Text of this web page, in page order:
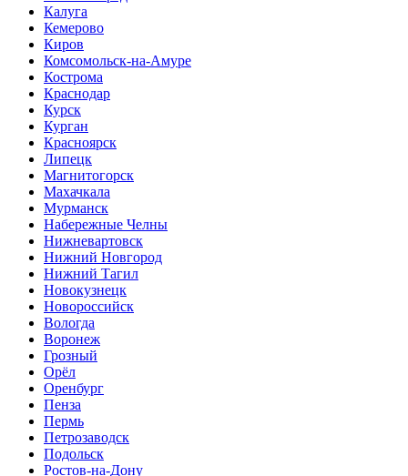
Калуга
Кемерово
Киров
Комсомольск-на-Амуре
Кострома
Краснодар
Курск
Курган
Красноярск
Липецк
Магнитогорск
Махачкала
Мурманск
Набережные Челны
Нижневартовск
Нижний Новгород
Нижний Тагил
Новокузнецк
Новороссийск
Вологда
Воронеж
Грозный
Орёл
Оренбург
Пенза
Пермь
Петрозаводск
Подольск
Ростов-на-Дону